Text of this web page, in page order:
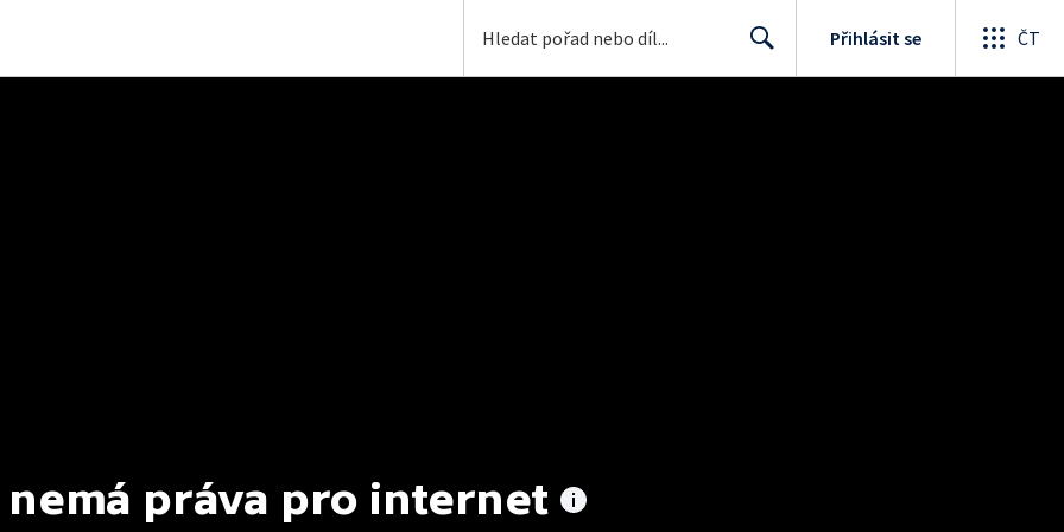
Přihlásit se ČT
nemá práva pro internet